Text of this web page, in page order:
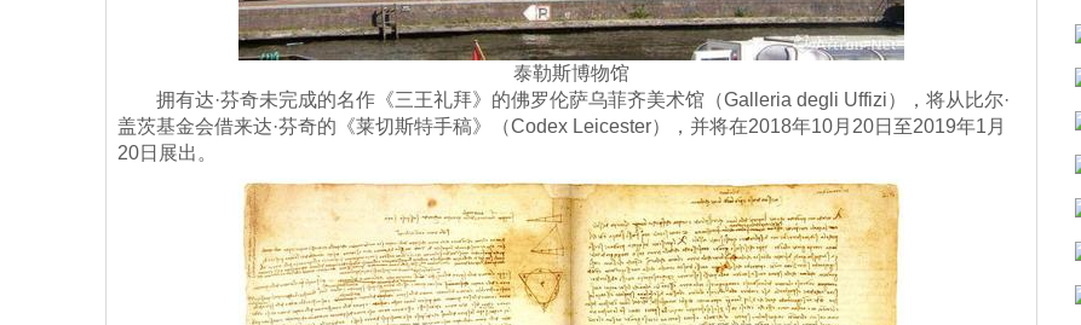
泰勒斯博物馆
拥有达·芬奇未完成的名作《三王礼拜》的佛罗伦萨乌菲齐美术馆（Galleria degli Uffizi），将从比尔·
盖茨基金会借来达·芬奇的《莱切斯特手稿》（Codex Leicester），并将在2018年10月20日至2019年1月
20日展出。